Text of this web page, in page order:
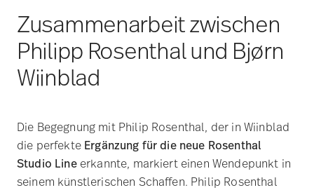
Studio Line
erkannte, markiert einen Wendepunkt in
seinem künstlerischen Schaffen. Philip Rosenthal
entdeckte Bjørn Wiinblads Werke auf einerReise
nach Dänemark
Verbindung von
führte Wiinblad zu Rosenthal und ermöglichte ihm
eine kreative Plattform:Über fünf Jahrzehnte hinweg
entwarf Bjørn Wiinblad für Rosenthal Kunstwerke
und machte diese einem weltweiten Publikum